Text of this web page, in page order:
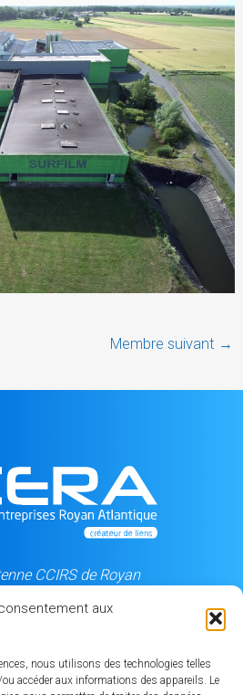
aux
nous utilisons des technologies telles
accéder aux informations des appareils. Le
Membre suivant →
CCIRS de Royan
Royan cedex
06 84 50 99 87